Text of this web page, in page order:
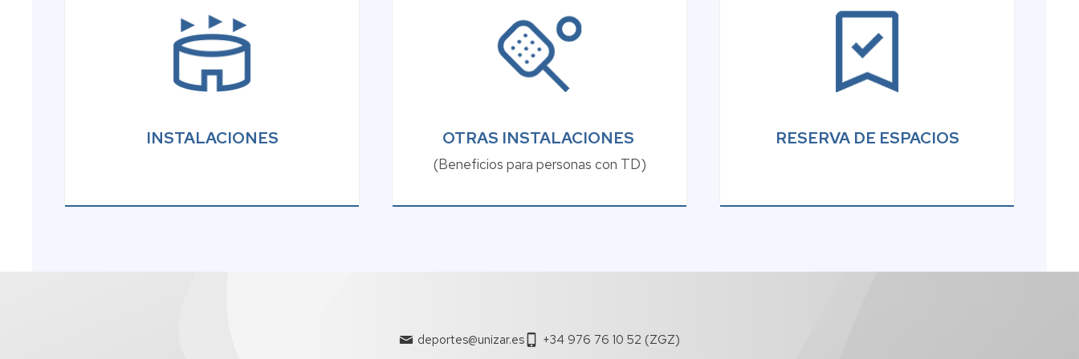
INSTALACIONES OTRAS INSTALACIONES
(Beneficios para personas con TD)
RESERVA DE ESPACIOS
deportes@unizar.es +34 976 76 10 52 (ZGZ)